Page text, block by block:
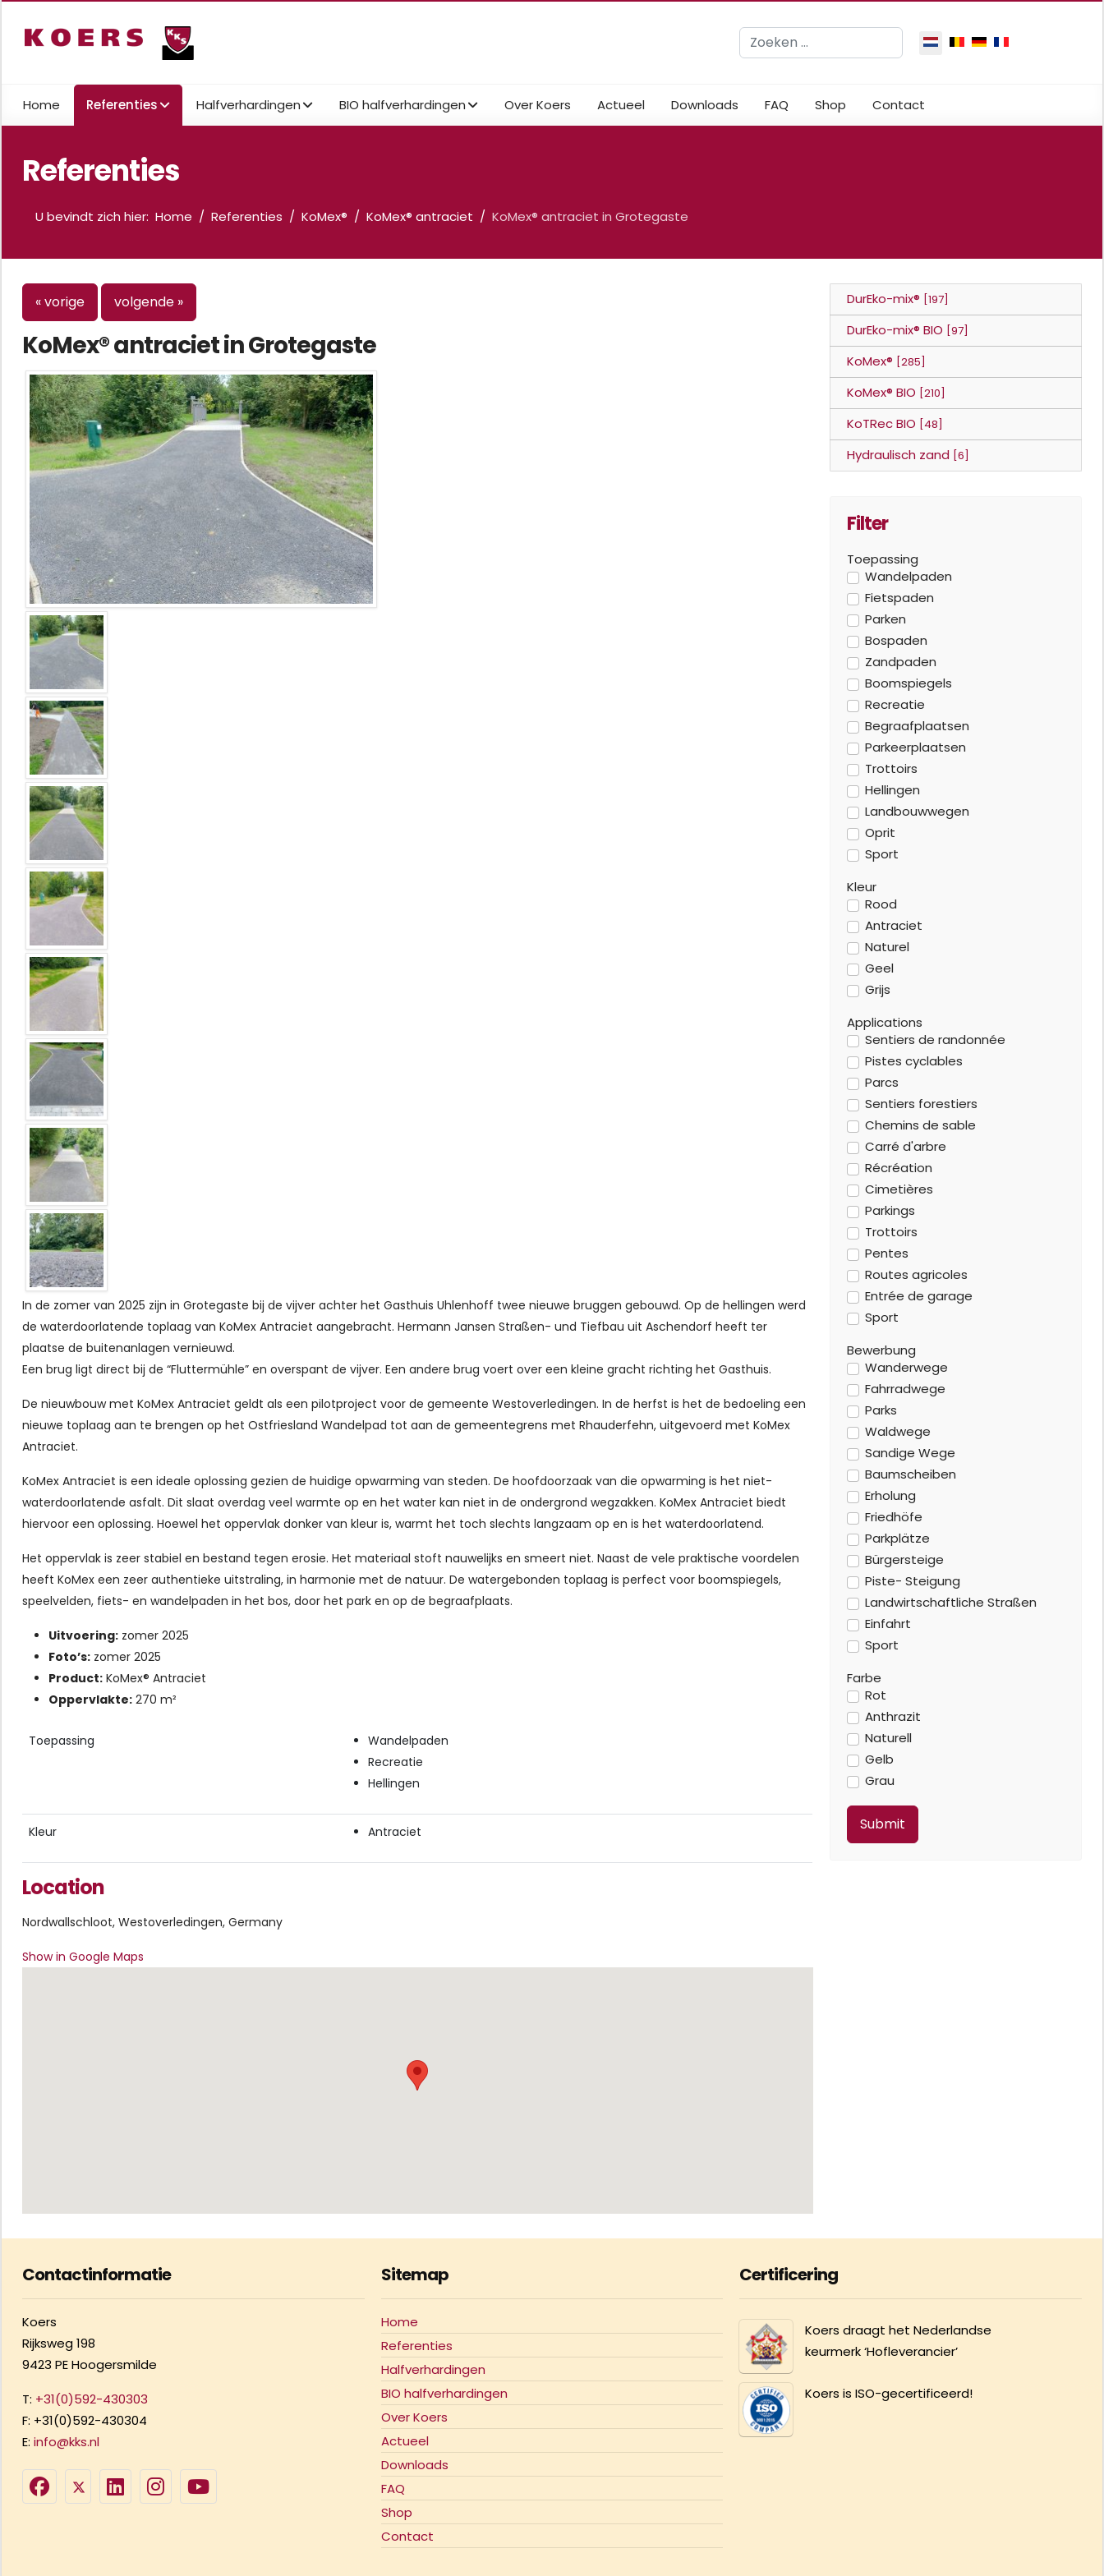
Zoeken Selecteer de taal
Home Referenties Halfverhardingen BIO halfverhardingen Over Koers Actueel Downloads FAQ Shop Contact
Referenties
U bevindt zich hier: Home Referenties KoMex® KoMex® antraciet KoMex® antraciet in Grotegaste
« vorige volgende »
KoMex® antraciet in Grotegaste
In de zomer van 2025 zijn in Grotegaste bij de vijver achter het Gasthuis Uhlenhoff twee nieuwe bruggen gebouwd. Op de hellingen werd
de waterdoorlatende toplaag van KoMex Antraciet aangebracht. Hermann Jansen Straßen- und Tiefbau uit Aschendorf heeft ter
plaatse de buitenanlagen vernieuwd.
Een brug ligt direct bij de “Fluttermühle” en overspant de vijver. Een andere brug voert over een kleine gracht richting het Gasthuis.
De nieuwbouw met KoMex Antraciet geldt als een pilotproject voor de gemeente Westoverledingen. In de herfst is het de bedoeling een
nieuwe toplaag aan te brengen op het Ostfriesland Wandelpad tot aan de gemeentegrens met Rhauderfehn, uitgevoerd met KoMex
Antraciet.
KoMex Antraciet is een ideale oplossing gezien de huidige opwarming van steden. De hoofdoorzaak van die opwarming is het niet-
waterdoorlatende asfalt. Dit slaat overdag veel warmte op en het water kan niet in de ondergrond wegzakken. KoMex Antraciet biedt
hiervoor een oplossing. Hoewel het oppervlak donker van kleur is, warmt het toch slechts langzaam op en is het waterdoorlatend.
Het oppervlak is zeer stabiel en bestand tegen erosie. Het materiaal stoft nauwelijks en smeert niet. Naast de vele praktische voordelen
heeft KoMex een zeer authentieke uitstraling, in harmonie met de natuur. De watergebonden toplaag is perfect voor boomspiegels,
speelvelden, fiets- en wandelpaden in het bos, door het park en op de begraafplaats.
Uitvoering: zomer 2025
Foto’s: zomer 2025
Product: KoMex® Antraciet
Oppervlakte: 270 m²
Toepassing
Wandelpaden
Recreatie
Hellingen
Kleur Antraciet
Location
Nordwallschloot, Westoverledingen, Germany
Show in Google Maps
DurEko-mix® [197]
DurEko-mix® BIO [97]
KoMex® [285]
KoMex® BIO [210]
KoTRec BIO [48]
Hydraulisch zand [6]
Filter
Toepassing
Wandelpaden
Fietspaden
Parken
Bospaden
Zandpaden
Boomspiegels
Recreatie
Begraafplaatsen
Parkeerplaatsen
Trottoirs
Hellingen
Landbouwwegen
Oprit
Sport
Kleur
Rood
Antraciet
Naturel
Geel
Grijs
Applications
Sentiers de randonnée
Pistes cyclables
Parcs
Sentiers forestiers
Chemins de sable
Carré d'arbre
Récréation
Cimetières
Parkings
Trottoirs
Pentes
Routes agricoles
Entrée de garage
Sport
Bewerbung
Wanderwege
Fahrradwege
Parks
Waldwege
Sandige Wege
Baumscheiben
Erholung
Friedhöfe
Parkplätze
Bürgersteige
Piste- Steigung
Landwirtschaftliche Straßen
Einfahrt
Sport
Farbe
Rot
Anthrazit
Naturell
Gelb
Grau
Contactinformatie
Koers
Rijksweg 198
9423 PE Hoogersmilde
T: +31(0)592-430303
F: +31(0)592-430304
E: info@kks.nl
Sitemap
Home
Referenties
Halfverhardingen
BIO halfverhardingen
Over Koers
Actueel
Downloads
FAQ
Shop
Contact
Certificering
Koers draagt het Nederlandse
keurmerk ‘Hofleverancier’
Koers is ISO-gecertificeerd!